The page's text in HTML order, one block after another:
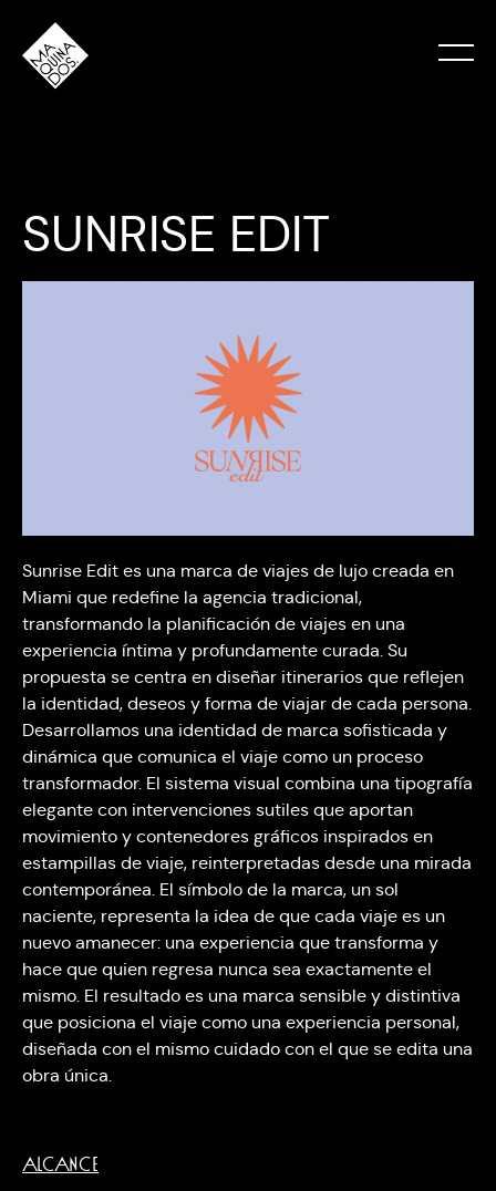
SUNRISE EDIT
Sunrise Edit es una marca de viajes de lujo creada en
Miami que redefine la agencia tradicional,
transformando la planificación de viajes en una
experiencia íntima y profundamente curada. Su
propuesta se centra en diseñar itinerarios que reflejen
la identidad, deseos y forma de viajar de cada persona.
Desarrollamos una identidad de marca sofisticada y
dinámica que comunica el viaje como un proceso
transformador. El sistema visual combina una tipografía
elegante con intervenciones sutiles que aportan
movimiento y contenedores gráficos inspirados en
estampillas de viaje, reinterpretadas desde una mirada
contemporánea. El símbolo de la marca, un sol
naciente, representa la idea de que cada viaje es un
nuevo amanecer: una experiencia que transforma y
hace que quien regresa nunca sea exactamente el
mismo. El resultado es una marca sensible y distintiva
que posiciona el viaje como una experiencia personal,
diseñada con el mismo cuidado con el que se edita una
obra única.
ALCANCE